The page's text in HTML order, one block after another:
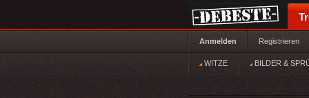
Anmelden Registrieren
WITZE BILDER &